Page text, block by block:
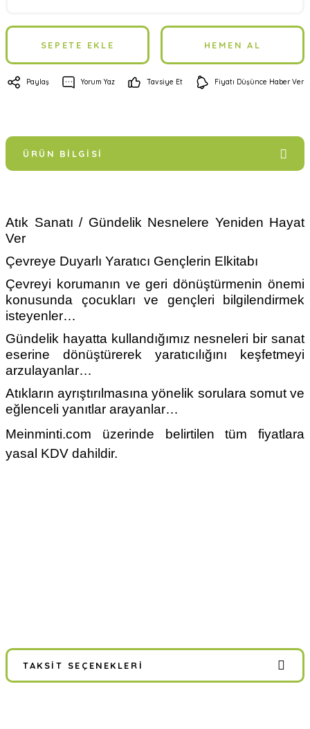
SEPETE EKLE HEMEN AL
Paylaş Yorum Yaz Tavsiye Et Fiyatı Düşünce Haber Ver
ÜRÜN BILGISI
Atık Sanatı / Gündelik Nesnelere Yeniden Hayat
Ver
Çevreye Duyarlı Yaratıcı Gençlerin Elkitabı
Çevreyi korumanın ve geri dönüştürmenin önemi
konusunda çocukları ve gençleri bilgilendirmek
isteyenler…
Gündelik hayatta kullandığımız nesneleri bir sanat
eserine dönüştürerek yaratıcılığını keşfetmeyi
arzulayanlar…
Atıkların ayrıştırılmasına yönelik sorulara somut ve
eğlenceli yanıtlar arayanlar…
Meinminti.com üzerinde belirtilen tüm fiyatlara
yasal KDV dahildir.
TAKSIT SEÇENEKLERI